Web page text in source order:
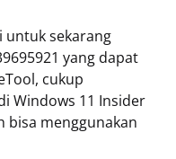
untuk sekarang
yang dapat
cukup
Windows 11 Insider
bisa menggunakan